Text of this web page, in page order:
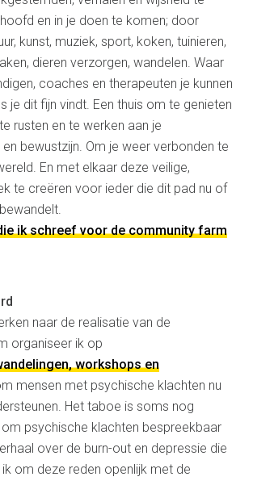
en in je doen te komen; door
kunst, muziek, sport, koken, tuinieren,
dieren verzorgen, wandelen. Waar
coaches en therapeuten je kunnen
je dit fijn vindt. Een thuis om te genieten
rusten en te werken aan je
bewustzijn. Om je weer verbonden te
En met elkaar deze veilige,
te creëren voor ieder die dit pad nu of
ik schreef voor de community farm
naar de realisatie van de
organiseer ik op
workshops en
mensen met psychische klachten nu
Het taboe is soms nog
psychische klachten bespreekbaar
over de burn-out en depressie die
om deze reden openlijk met de